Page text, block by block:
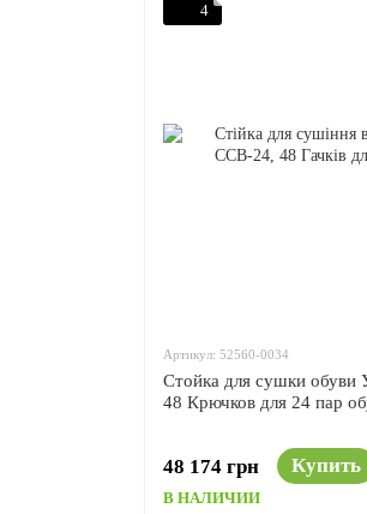
4
Артикул: 52560-0034
Стойка для сушки
48 Крючков для 24 пар
48 174 грн Купить
В НАЛИЧИИ